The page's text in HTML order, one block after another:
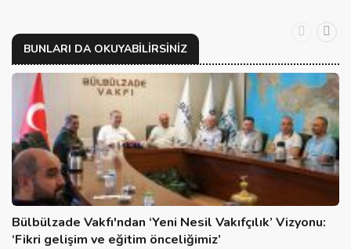
BUNLARI DA OKUYABILIRSINIZ
Bülbülzade Vakfı'ndan ‘Yeni Nesil Vakıfçılık’ Vizyonu:
‘Fikri gelişim ve eğitim önceliğimiz’